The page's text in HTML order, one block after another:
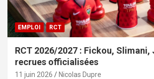
EMPLOI RCT
RCT 2026/2027 : Fickou, Slimani,
recrues officialisées
11 juin 2026 Nicolas Dupre